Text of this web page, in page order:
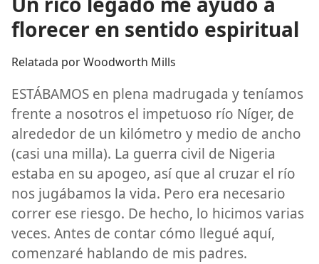
florecer en sentido espiritual
Relatada por Woodworth Mills
ESTÁBAMOS en plena madrugada y teníamos
frente a nosotros el impetuoso río Níger, de
alrededor de un kilómetro y medio de ancho
(casi una milla). La guerra civil de Nigeria
estaba en su apogeo, así que al cruzar el río
nos jugábamos la vida. Pero era necesario
correr ese riesgo. De hecho, lo hicimos varias
veces. Antes de contar cómo llegué aquí,
comenzaré hablando de mis padres.